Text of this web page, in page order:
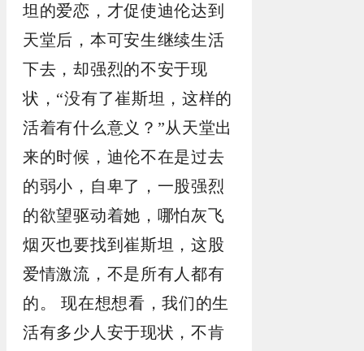
坦的爱恋，才促使迪伦达到
天堂后，本可安生继续生活
下去，却强烈的不安于现
状，“没有了崔斯坦，这样的
活着有什么意义？”从天堂出
来的时候，迪伦不在是过去
的弱小，自卑了，一股强烈
的欲望驱动着她，哪怕灰飞
烟灭也要找到崔斯坦，这股
爱情激流，不是所有人都有
的。 现在想想看，我们的生
活有多少人安于现状，不肯